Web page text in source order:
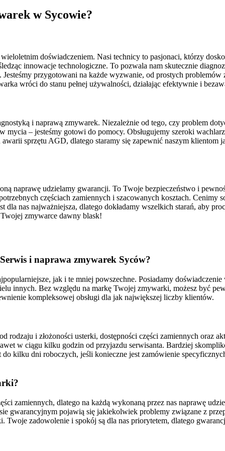
w Sycowie?
doświadczeniem. Nasi technicy to pasjonaci, którzy
innowacje technologiczne. To pozwala nam skutecznie
przygotowani na każde wyzwanie, od prostych
wróci do stanu pełnej używalności, działając efektywnie i
i naprawą zmywarek. Niezależnie od tego, czy problem
mycia – jesteśmy gotowi do pomocy. Obsługujemy szeroki
sprzętu AGD, dlatego staramy się zapewnić naszym klientom
naprawę udzielamy gwarancji. To Twoje bezpieczeństwo i
częściach zamiennych i szacowanych kosztach. Cenimy
nas najważniejsza, dlatego dokładamy wszelkich starań, aby
zmywarce dawny blask!
i naprawa zmywarek Syców?
jak i te mniej powszechne. Posiadamy
innych. Bez względu na markę Twojej zmywarki, możesz być
kompleksowej obsługi dla jak największej liczby klientów.
i złożoności usterki, dostępności części zamiennych oraz
w ciągu kilku godzin od przyjazdu serwisanta. Bardziej
kilku dni roboczych, jeśli konieczne jest zamówienie
zamiennych, dlatego na każdą wykonaną przez nas naprawę
gwarancyjnym pojawią się jakiekolwiek problemy związane z
Twoje zadowolenie i spokój są dla nas priorytetem, dlatego